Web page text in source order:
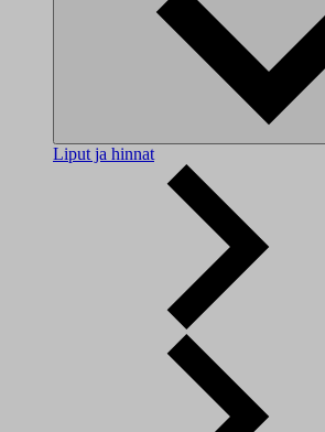
Liput ja hinnat